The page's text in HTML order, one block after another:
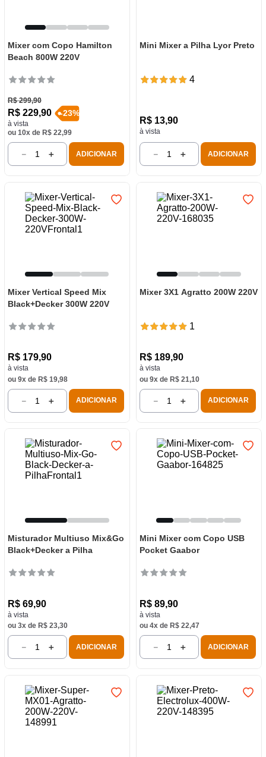
Mixer com Copo Hamilton
Beach 800W 220V
R$ 299,90
R$ 229,90
à vista
-23%
ou 10x de R$ 22,99
＋
－ ADICIONAR
Mini Mixer a Pilha Lyor Preto
4
R$ 13,90
à vista
＋
－ ADICIONAR
Mixer Vertical Speed Mix
Black+Decker 300W 220V
R$ 179,90
à vista
ou 9x de R$ 19,98
＋
－ ADICIONAR
Mixer 3X1 Agratto 200W 220V
1
R$ 189,90
à vista
ou 9x de R$ 21,10
＋
－ ADICIONAR
Misturador Multiuso Mix&Go
Black+Decker a Pilha
R$ 69,90
à vista
ou 3x de R$ 23,30
＋
－ ADICIONAR
Mini Mixer com Copo USB
Pocket Gaabor
R$ 89,90
à vista
ou 4x de R$ 22,47
＋
－ ADICIONAR